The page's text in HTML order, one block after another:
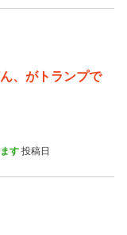
、がトランプで
す 投稿日